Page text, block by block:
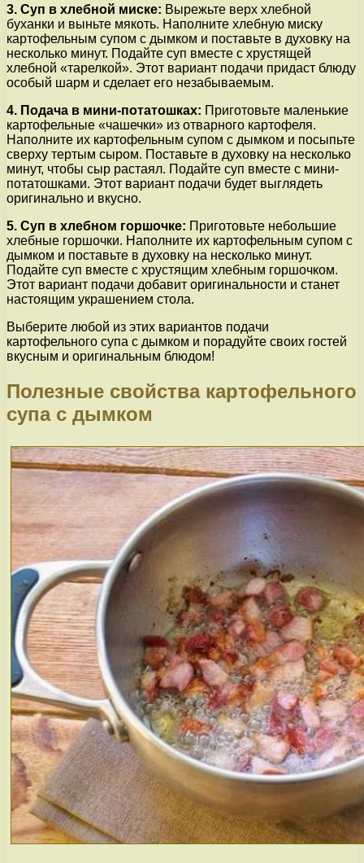
3. Суп в хлебной миске: Вырежьте верх хлебной
буханки и выньте мякоть. Наполните хлебную миску
картофельным супом с дымком и поставьте в духовку на
несколько минут. Подайте суп вместе с хрустящей
хлебной «тарелкой». Этот вариант подачи придаст блюду
особый шарм и сделает его незабываемым.
4. Подача в мини-потатошках: Приготовьте маленькие
картофельные «чашечки» из отварного картофеля.
Наполните их картофельным супом с дымком и посыпьте
сверху тертым сыром. Поставьте в духовку на несколько
минут, чтобы сыр растаял. Подайте суп вместе с мини-
потатошками. Этот вариант подачи будет выглядеть
оригинально и вкусно.
5. Суп в хлебном горшочке: Приготовьте небольшие
хлебные горшочки. Наполните их картофельным супом с
дымком и поставьте в духовку на несколько минут.
Подайте суп вместе с хрустящим хлебным горшочком.
Этот вариант подачи добавит оригинальности и станет
настоящим украшением стола.
Выберите любой из этих вариантов подачи
картофельного супа с дымком и порадуйте своих гостей
вкусным и оригинальным блюдом!
Полезные свойства картофельного
супа с дымком